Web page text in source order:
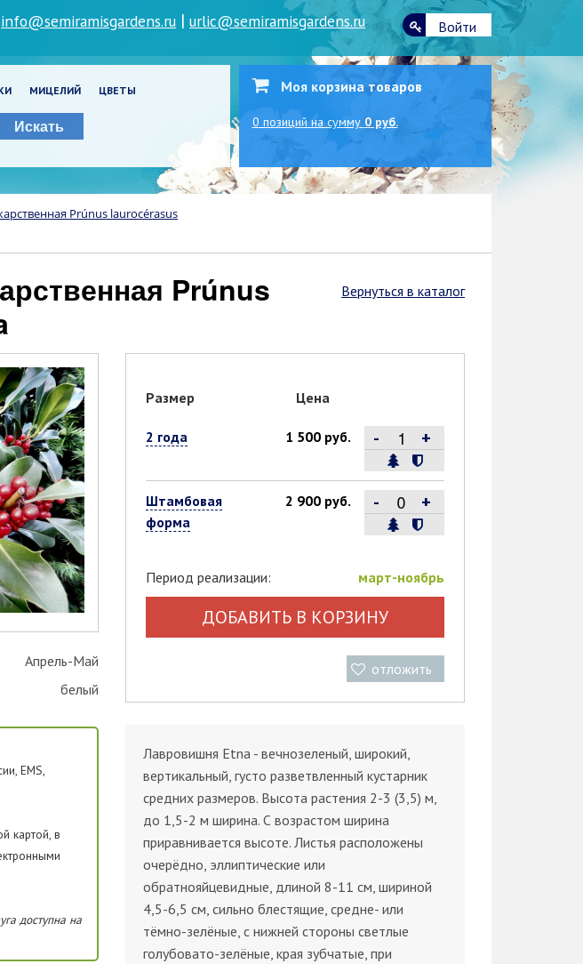
info@semiramisgardens.ru |urlic@semiramisgardens.ru Войти
МИЦЕЛИЙ ЦВЕТЫ
Искать
Моя корзина товаров
0 позиций на сумму 0 руб.
Prúnus laurocérasus
Вернуться в каталог
Апрель-Май
белый
EMS,
картой, в
доступна на
Размер Цена
2 года 1 500 руб. - +
Штамбовая
форма
2 900 руб. - +
Период реализации: март-ноябрь
ДОБАВИТЬ В КОРЗИНУ
отложить
Лавровишня Etna - вечнозеленый, широкий,
вертикальный, густо разветвленный кустарник
средних размеров. Высота растения 2-3 (3,5) м,
до 1,5-2 м ширина. С возрастом ширина
приравнивается высоте. Листья расположены
очерёдно, эллиптические или
обратнояйцевидные, длиной 8-11 см, шириной
4,5-6,5 см, сильно блестящие, средне- или
тёмно-зелёные, с нижней стороны светлые
голубовато-зелёные, края зубчатые, при